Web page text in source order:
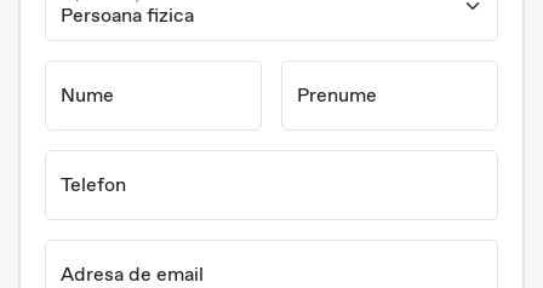
Nume Prenume
Telefon
Adresa de email